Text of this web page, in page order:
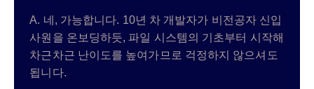
A. 네, 가능합니다. 10년 차 개발자가 비전공자 신입
사원을 온보딩하듯, 파일 시스템의 기초부터 시작해
차근차근 난이도를 높여가므로 걱정하지 않으셔도
됩니다.